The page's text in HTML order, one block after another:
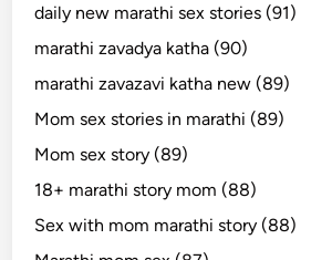
daily new marathi sex stories (91)
marathi zavadya katha (90)
marathi zavazavi katha new (89)
Mom sex stories in marathi (89)
Mom sex story (89)
18+ marathi story mom (88)
Sex with mom marathi story (88)